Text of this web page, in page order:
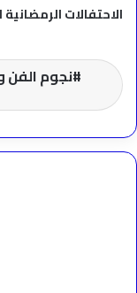
الاحتفالات الرمضانية
نجوم الفن